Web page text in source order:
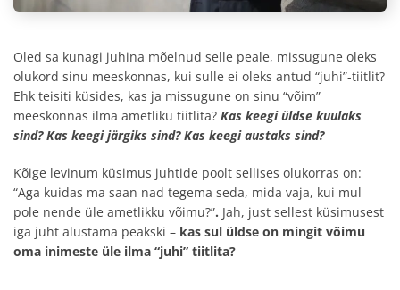
Oled sa kunagi juhina mõelnud selle peale, missugune oleks
olukord sinu meeskonnas, kui sulle ei oleks antud “juhi”-tiitlit?
Ehk teisiti küsides, kas ja missugune on sinu “võim”
meeskonnas ilma ametliku tiitlita? Kas keegi üldse kuulaks
sind? Kas keegi järgiks sind? Kas keegi austaks sind?
Kõige levinum küsimus juhtide poolt sellises olukorras on:
“Aga kuidas ma saan nad tegema seda, mida vaja, kui mul
pole nende üle ametlikku võimu?”. Jah, just sellest küsimusest
iga juht alustama peakski – kas sul üldse on mingit võimu
oma inimeste üle ilma “juhi” tiitlita?